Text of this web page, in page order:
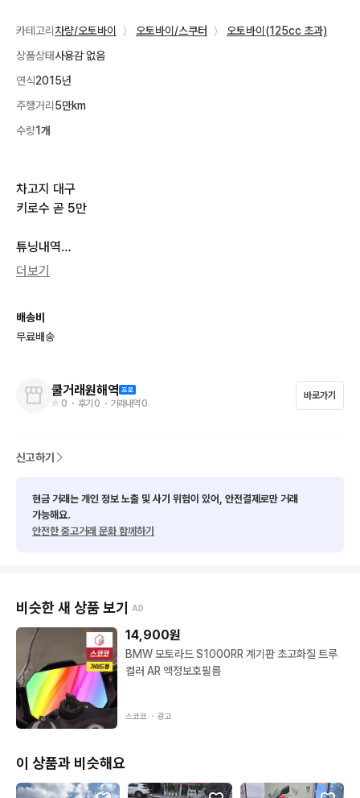
카테고리 차량/오토바이 〉 오토바이/스쿠터 〉
오토바이(125cc 초과)
상품상태사용감 없음
연식2015년
주행거리 5만km
수량1개
차고지 대구
키로수 곧 5만
튜닝내역
스모그 스크린
너클카드
아크라포빅 정품
파츠류 ( 사진상으로 확인 부탁드려요 )
등
좌우 사용감 전반적으로 있지만 자세히안보면 정말 깨끗합니다
수리내역
4만대 엔진 오버홀
앞뒤 브레이크 패드 교환
뒷 타이어 교환
케미컬류 전부 교환
할말
캠체인치는소리 안납니다
시동걸어놓으면 탁탁 치는소리나는 타차량과는 비교불가 입니다
요즘 사용검사 말많은데 대행비 시원하게 빼드리겠습니다
더보기
배송비
무료배송
쿨거래원해역
0 ・ 후기 0 ・ 거래내역 0
바로가기
신고하기
현금 거래는 개인 정보 노출 및 사기 위험이 있어, 안전결제로만 거래
가능해요.
안전한 중고거래 문화 함께하기
비슷한 새 상품 보기 AD
14,900원
BMW 모토라드 S1000RR 계기판 초고화질 트루
컬러 AR 액정보호필름
스코코 ・ 광고
이 상품과 비슷해요